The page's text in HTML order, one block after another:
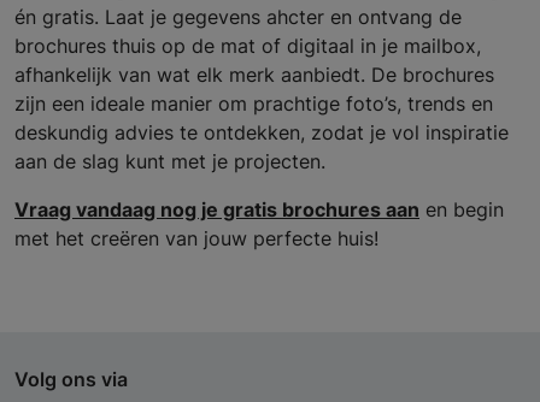
én gratis. Laat je gegevens ahcter en ontvang de
brochures thuis op de mat of digitaal in je mailbox,
afhankelijk van wat elk merk aanbiedt. De brochures
zijn een ideale manier om prachtige foto’s, trends en
deskundig advies te ontdekken, zodat je vol inspiratie
aan de slag kunt met je projecten.
Vraag vandaag nog je gratis brochures aan en begin
met het creëren van jouw perfecte huis!
Volg ons via